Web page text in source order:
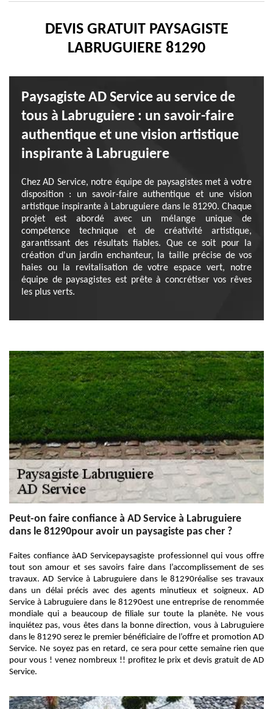
DEVIS GRATUIT PAYSAGISTE
LABRUGUIERE 81290
Paysagiste AD Service au service de
tous à Labruguiere : un savoir-faire
authentique et une vision artistique
inspirante à Labruguiere
Chez AD Service, notre équipe de paysagistes met à votre
disposition : un savoir-faire authentique et une vision
artistique inspirante à Labruguiere dans le 81290. Chaque
projet est abordé avec un mélange unique de
compétence technique et de créativité artistique,
garantissant des résultats fiables. Que ce soit pour la
création d'un jardin enchanteur, la taille précise de vos
haies ou la revitalisation de votre espace vert, notre
équipe de paysagistes est prête à concrétiser vos rêves
les plus verts.
Peut-on faire confiance à AD Service à Labruguiere
dans le 81290pour avoir un paysagiste pas cher ?
Faites confiance àAD Servicepaysagiste professionnel qui vous offre
tout son amour et ses savoirs faire dans l’accomplissement de ses
travaux. AD Service à Labruguiere dans le 81290réalise ses travaux
dans un délai précis avec des agents minutieux et soigneux. AD
Service à Labruguiere dans le 81290est une entreprise de renommée
mondiale qui a beaucoup de filiale sur toute la planète. Ne vous
inquiétez pas, vous êtes dans la bonne direction, vous à Labruguiere
dans le 81290 serez le premier bénéficiaire de l’offre et promotion AD
Service. Ne soyez pas en retard, ce sera pour cette semaine rien que
pour vous ! venez nombreux !! profitez le prix et devis gratuit de AD
Service.